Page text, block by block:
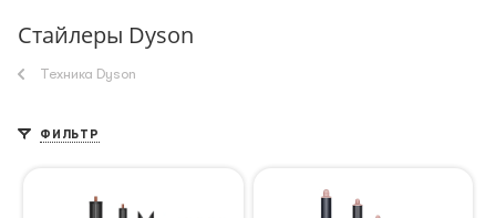
Стайлеры Dyson
Техника Dyson
ФИЛЬТР